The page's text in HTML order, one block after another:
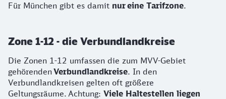
Für München gibt es damit nur eine Tarifzone.
Zone 1-12 - die Verbundlandkreise
Die Zonen 1-12 umfassen die zum MVV-Gebiet
gehörendenVerbundlandkreise. In den
Verbundlandkreisen gelten oft größere
Geltungsräume. Achtung: Viele Haltestellen liegen